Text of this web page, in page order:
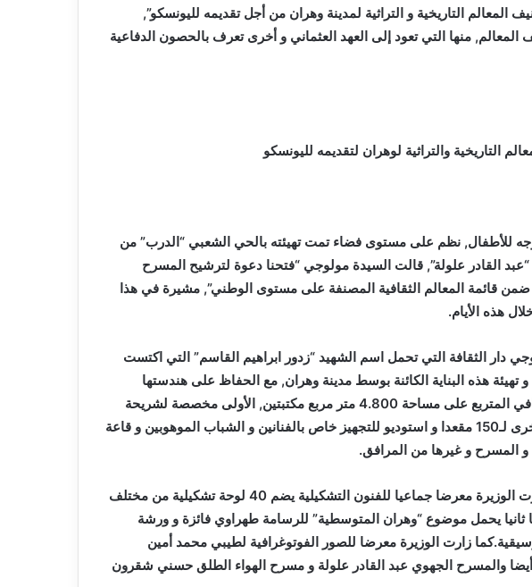
التاريخية و التراثية لمدينة وهران من أجل تقديمه لليونسكو”,
منها التي تعود إلى العهد العثماني و أخرى تعرف بالحصون الدفاعية
التاريخية والتراثية لوهران لتقديمه لليونسكو
للأطفال, نظم على مستوى فضاء تمت تهيئته بالحي الشعبي “الدرب” من
القادر علولة”, قالت السيدة مولوجي “فتحنا دعوة لترشيح المسرح
قائمة المعالم الثقافية المصنفة على مستوى الوطني”, مشيرة في هذا
هذه الأيام.
الثقافة التي تحمل اسم الشهيد “زدور ابراهيم القاسم” التي اكتست
تهيئة هذه البناية الكائنة بوسط مدينة وهران, مع الحفاظ على هندستها
المعمارية الأصلية.ويضم هذا الصرح الثقافي المتربع على مساحة 4.800 متر مربع مكتبتين, الأولى مخصصة لشريحة
الأطفال وقاعة تتسع إلى 400 مقعد و أخرى لـ150 مقعدا و استوديو للتجهيز خاص بالفنانين و الشباب الموهوبين و قاعة
و غيرها من المرافق.
وبرواق العرض لهذا المرفق الثقافي, زارت الوزيرة معرضا جماعيا للفنون التشكيلية يضم 40 لوحة تشكيلية من مختلف
فنانا و كذا معرضا ثانيا يحمل موضوع “وهران المتوسطية” للرسامة طهراوي فائزة و ورشة
زارت الوزيرة معرضا للصور الفوتوغرافية لطيبي محمد أمين
والمسرح الجهوي عبد القادر علولة و مسرح الهواء الطلق حسني شقرون